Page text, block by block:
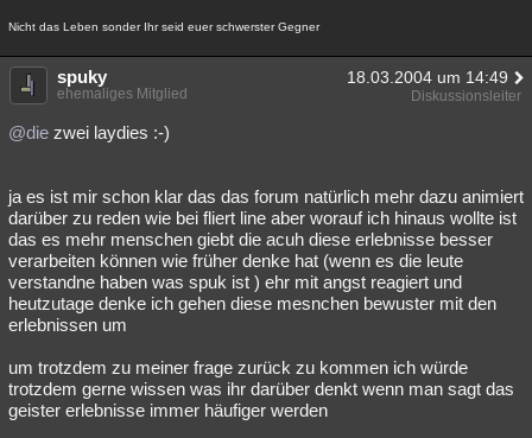
Nicht das Leben sonder Ihr seid euer schwerster Gegner
spuky 18.03.2004 um 14:49
ehemaliges Mitglied Diskussionsleiter
@die zwei laydies :-)
ja es ist mir schon klar das das forum natürlich mehr dazu animiert
darüber zu reden wie bei fliert line aber worauf ich hinaus wollte ist
das es mehr menschen giebt die acuh diese erlebnisse besser
verarbeiten können wie früher denke hat (wenn es die leute
verstandne haben was spuk ist ) ehr mit angst reagiert und
heutzutage denke ich gehen diese mesnchen bewuster mit den
erlebnissen um
um trotzdem zu meiner frage zurück zu kommen ich würde
trotzdem gerne wissen was ihr darüber denkt wenn man sagt das
geister erlebnisse immer häufiger werden